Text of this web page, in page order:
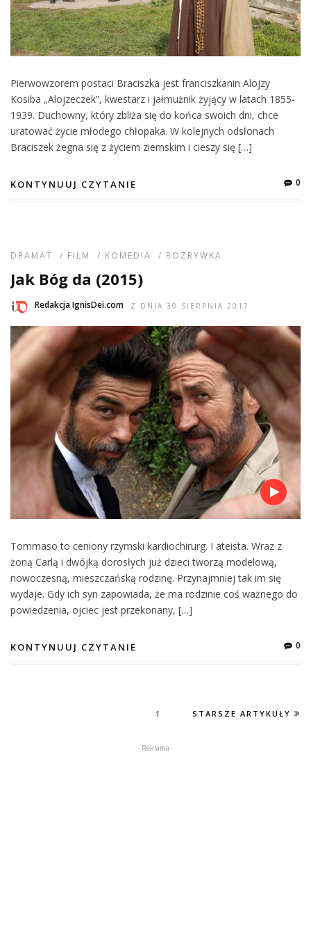
Pierwowzorem postaci Braciszka jest franciszkanin Alojzy
Kosiba „Alojzeczek”, kwestarz i jałmużnik żyjący w latach 1855-
1939. Duchowny, który zbliża się do końca swoich dni, chce
uratować życie młodego chłopaka. W kolejnych odsłonach
Braciszek żegna się z życiem ziemskim i cieszy się […]
KONTYNUUJ CZYTANIE 0
DRAMAT / FILM / KOMEDIA / ROZRYWKA
Jak Bóg da (2015)
Redakcja IgnisDei.com Z DNIA 30 SIERPNIA 2017
Tommaso to ceniony rzymski kardiochirurg. I ateista. Wraz z
żoną Carlą i dwójką dorosłych już dzieci tworzą modelową,
nowoczesną, mieszczańską rodzinę. Przynajmniej tak im się
wydaje. Gdy ich syn zapowiada, że ma rodzinie coś ważnego do
powiedzenia, ojciec jest przekonany, […]
KONTYNUUJ CZYTANIE 0
1 STARSZE ARTYKUŁY
- Reklama -